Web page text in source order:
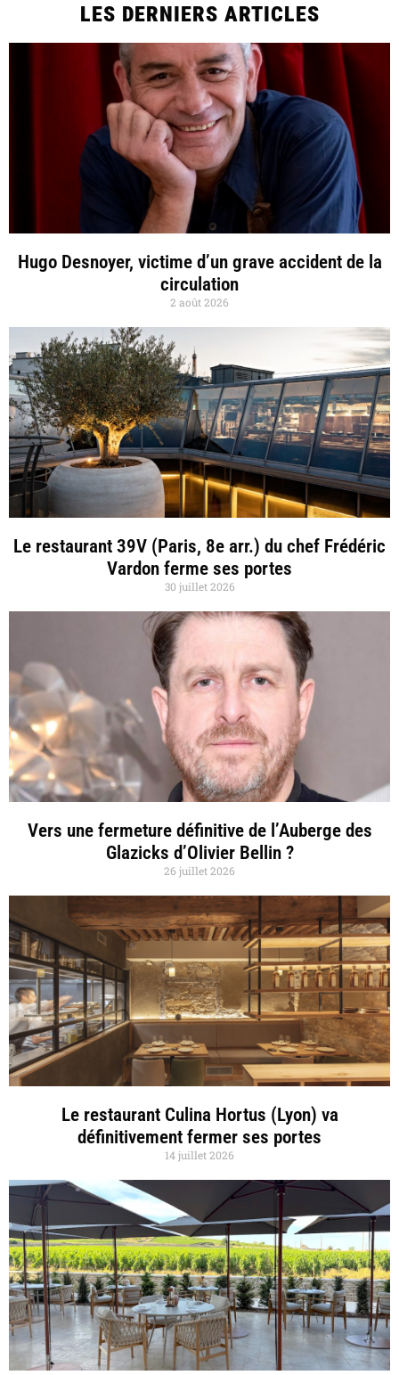
LES DERNIERS ARTICLES
Hugo Desnoyer, victime d’un grave accident de la
circulation
2 août 2026
Le restaurant 39V (Paris, 8e arr.) du chef Frédéric
Vardon ferme ses portes
30 juillet 2026
Vers une fermeture définitive de l’Auberge des
Glazicks d’Olivier Bellin ?
26 juillet 2026
Le restaurant Culina Hortus (Lyon) va
définitivement fermer ses portes
14 juillet 2026